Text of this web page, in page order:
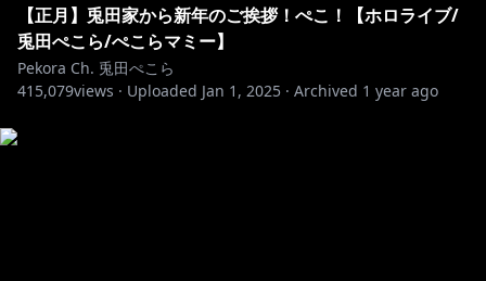
【正月】兎田家から新年のご挨拶！ぺこ！【ホロライブ/
兎田ぺこら/ぺこらマミー】
Pekora Ch. 兎田ぺこら
415,079views · Uploaded Jan 1, 2025 · Archived 1 year ago